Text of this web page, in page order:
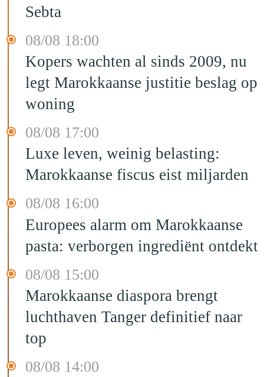
Sebta
08/08 18:00
Kopers wachten al sinds 2009, nu
legt Marokkaanse justitie beslag op
woning
08/08 17:00
Luxe leven, weinig belasting:
Marokkaanse fiscus eist miljarden
08/08 16:00
Europees alarm om Marokkaanse
pasta: verborgen ingrediënt ontdekt
08/08 15:00
Marokkaanse diaspora brengt
luchthaven Tanger definitief naar
top
08/08 14:00